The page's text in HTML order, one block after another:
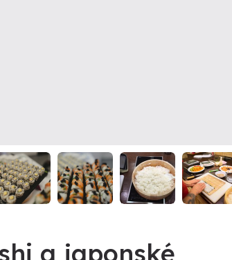
a japonské